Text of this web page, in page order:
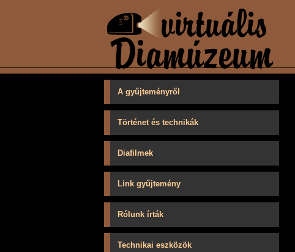
A gyűjteményről
Történet és technikák
Diafilmek
Link gyűjtemény
Rólunk írták
Technikai eszközök